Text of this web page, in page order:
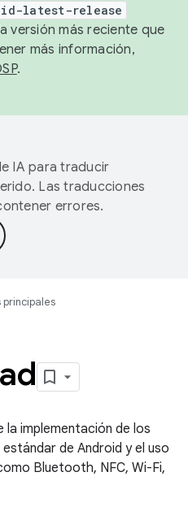
latest-release
versión más reciente que
más información,
.
IA para traducir
Las traducciones
errores.
principales
la implementación de los
de Android y el uso
Bluetooth, NFC, Wi-Fi,